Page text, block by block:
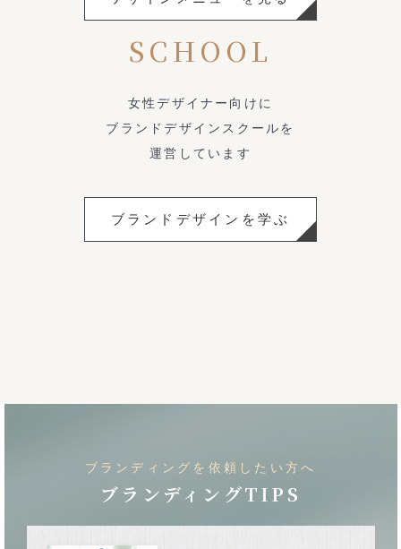
SCHOOL
女性デザイナー向けに
ブランドデザインスクールを
運営しています
ブランドデザインを学ぶ
ブランディングを依頼したい方へ
ブランディングTIPS